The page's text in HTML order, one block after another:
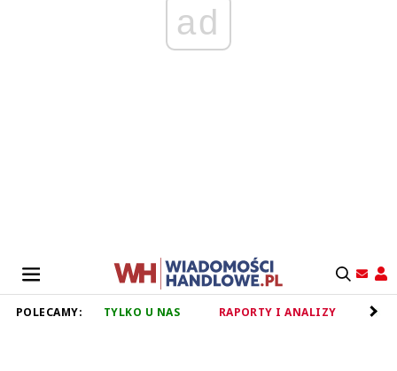
ad
POLECAMY: TYLKO U NAS RAPORTY I ANALIZY